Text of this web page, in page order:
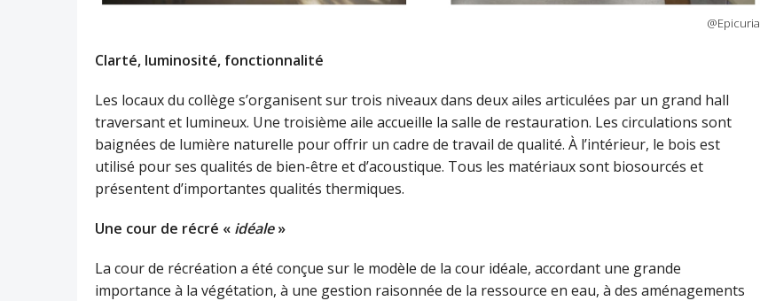
@Epicuria
Clarté, luminosité, fonctionnalité
Les locaux du collège s’organisent sur trois niveaux dans deux ailes articulées par un grand hall
traversant et lumineux. Une troisième aile accueille la salle de restauration. Les circulations sont
baignées de lumière naturelle pour offrir un cadre de travail de qualité. À l’intérieur, le bois est
utilisé pour ses qualités de bien-être et d’acoustique. Tous les matériaux sont biosourcés et
présentent d’importantes qualités thermiques.
Une cour de récré « idéale»
La cour de récréation a été conçue sur le modèle de la cour idéale, accordant une grande
importance à la végétation, à une gestion raisonnée de la ressource en eau, à des aménagements